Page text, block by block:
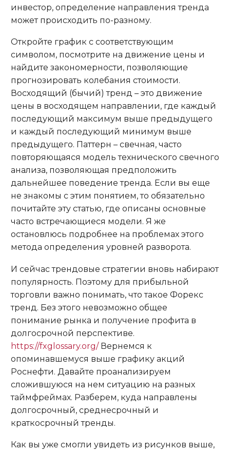
инвестор, определение направления тренда
может происходить по-разному.
Откройте график с соответствующим
символом, посмотрите на движение цены и
найдите закономерности, позволяющие
прогнозировать колебания стоимости.
Восходящий (бычий) тренд – это движение
цены в восходящем направлении, где каждый
последующий максимум выше предыдущего
и каждый последующий минимум выше
предыдущего. Паттерн – свечная, часто
повторяющаяся модель технического свечного
анализа, позволяющая предположить
дальнейшее поведение тренда. Если вы еще
не знакомы с этим понятием, то обязательно
почитайте эту статью, где описаны основные
часто встречающиеся модели. Я же
остановлюсь подробнее на проблемах этого
метода определения уровней разворота.
И сейчас трендовые стратегии вновь набирают
популярность. Поэтому для прибыльной
торговли важно понимать, что такое Форекс
тренд. Без этого невозможно общее
понимание рынка и получение профита в
долгосрочной перспективе.
https://fxglossary.org/Вернемся к
опоминавшемуся выше графику акций
Роснефти. Давайте проанализируем
сложившуюся на нем ситуацию на разных
таймфреймах. Разберем, куда направлены
долгосрочный, среднесрочный и
краткосрочный тренды.
Как вы уже смогли увидеть из рисунков выше,